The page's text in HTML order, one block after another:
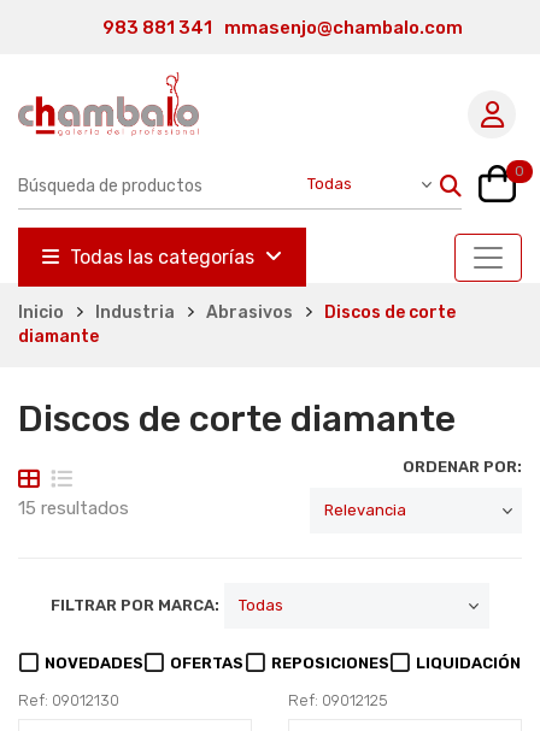
983 881 341 mmasenjo@chambalo.com
0
Todas las categorías
Inicio Industria Abrasivos
Discos de corte
diamante
Discos de corte diamante
15 resultados
ORDENAR POR:
FILTRAR POR MARCA:
NOVEDADES OFERTAS REPOSICIONES LIQUIDACIÓN
Ref: 09012130 Ref: 09012125